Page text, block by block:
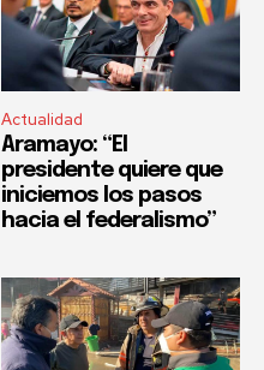
Actualidad
Aramayo: “El
presidente quiere que
iniciemos los pasos
hacia el federalismo”